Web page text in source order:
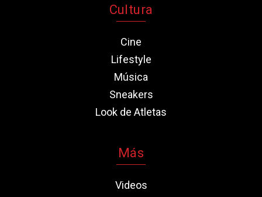
Cultura
Cine
Lifestyle
Música
Sneakers
Look de Atletas
Más
Videos